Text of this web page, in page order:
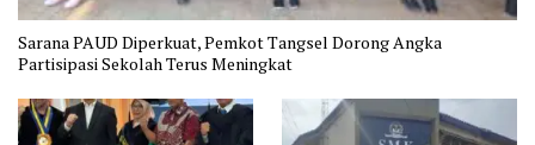
Sarana PAUD Diperkuat, Pemkot Tangsel Dorong Angka
Partisipasi Sekolah Terus Meningkat